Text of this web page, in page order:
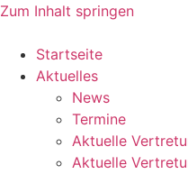
Zum Inhalt springen
Startseite
Aktuelles
News
Termine
Aktuelle
Aktuelle